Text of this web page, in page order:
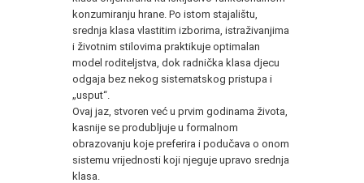
konzumiranju hrane. Po istom stajalištu,
srednja klasa vlastitim izborima, istraživanjima
i životnim stilovima praktikuje optimalan
model roditeljstva, dok radnička klasa djecu
odgaja bez nekog sistematskog pristupa i
„usput“.
Ovaj jaz, stvoren već u prvim godinama života,
kasnije se produbljuje u formalnom
obrazovanju koje preferira i podučava o onom
sistemu vrijednosti koji njeguje upravo srednja
klasa.